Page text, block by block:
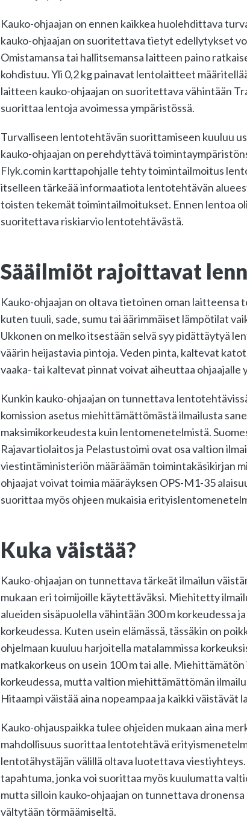
Kauko-ohjaajan on ennen kaikkea huolehdittava
kauko-ohjaajan on suoritettava tietyt edellytykset
Omistamansa tai hallitsemansa laitteen paino
kohdistuu. Yli 0,2 kg painavat lentolaitteet
laitteen kauko-ohjaajan on suoritettava vähintään
suorittaa lentoja avoimessa ympäristössä.
Turvalliseen lentotehtävän suorittamiseen kuuluu
kauko-ohjaajan on perehdyttävä
Flyk.comin karttapohjalle tehty toimintailmoitus
itselleen tärkeää informaatiota lentotehtävän
toisten tekemät toimintailmoitukset. Ennen lentoa
suoritettava riskiarvio lentotehtävästä.
Sääilmiöt rajoittavat
Kauko-ohjaajan on oltava tietoinen oman laitteensa
kuten tuuli, sade, sumu tai äärimmäiset lämpötilat
Ukkonen on melko itsestään selvä syy pidättäytyä
väärin heijastavia pintoja. Veden pinta, kaltevat
vaaka- tai kaltevat pinnat voivat aiheuttaa ohjaajalle
Kunkin kauko-ohjaajan on tunnettava
komission asetus miehittämättömästä ilmailusta
maksimikorkeudesta kuin lentomenetelmistä.
Rajavartiolaitos ja Pelastustoimi ovat osa valtion
viestintäministeriön määräämän toimintakäsikirjan
ohjaajat voivat toimia määräyksen OPS-M1-35
suorittaa myös ohjeen mukaisia
Kuka väistää?
Kauko-ohjaajan on tunnettava tärkeät ilmailun
mukaan eri toimijoille käytettäväksi. Miehitetty
alueiden sisäpuolella vähintään 300 m korkeudessa
korkeudessa. Kuten usein elämässä, tässäkin on
ohjelmaan kuuluu harjoitella matalammissa
matkakorkeus on usein 100 m tai alle.
korkeudessa, mutta valtion miehittämättömän
Hitaampi väistää aina nopeampaa ja kaikki väistävät
Kauko-ohjauspaikka tulee ohjeiden mukaan aina
mahdollisuus suorittaa lentotehtävä
lentotähystäjän välillä oltava luotettava
tapahtuma, jonka voi suorittaa myös kuulumatta
mutta silloin kauko-ohjaajan on tunnettava
vältytään törmäämiseltä.